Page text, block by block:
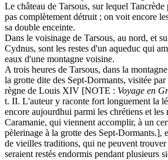
Le château de Tarsous, sur lequel Tancrède
pas complètement détruit ; on voit encore
sa double enceinte.
Dans le voisinage de Tarsous, au nord, et
Cydnus, sont les restes d'un aqueduc qui
eaux d'une montagne voisine.
A trois heures de Tarsous, dans la
la grotte dite des Sept-Dormants, visitée
règne de Louis XIV [NOTE : Voyage en
t. II. L'auteur y raconte fort longuement la
encore aujourdhui parmi les chrétiens et les
Caramanie, qui viennent accomplir, à un
pèlerinage à la grotte des Sept-Dormants.],
de vieilles traditions, qui ne peuvent
seraient restés endormis pendant plusieurs